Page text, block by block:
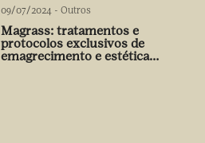
09/07/2024 - Outros
Magrass: tratamentos e
protocolos exclusivos de
emagrecimento e estética